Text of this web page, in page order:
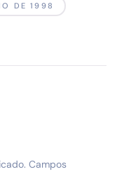
DE 1998
Campos